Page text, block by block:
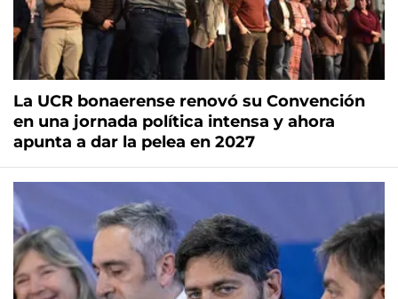
La UCR bonaerense renovó su Convención
en una jornada política intensa y ahora
apunta a dar la pelea en 2027